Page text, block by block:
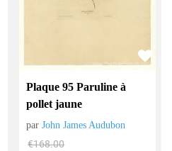
Plaque 95 Paruline à
pollet jaune
parJohn James Audubon
€168.00